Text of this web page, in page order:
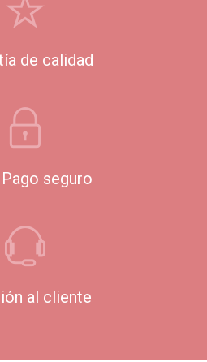
de calidad
seguro
al cliente